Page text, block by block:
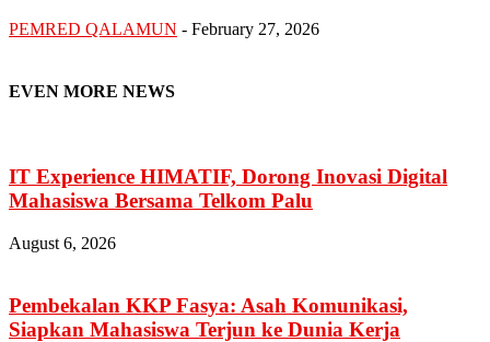
PEMRED QALAMUN - February 27, 2026
EVEN MORE NEWS
IT Experience HIMATIF, Dorong Inovasi Digital
Mahasiswa Bersama Telkom Palu
August 6, 2026
Pembekalan KKP Fasya: Asah Komunikasi,
Siapkan Mahasiswa Terjun ke Dunia Kerja